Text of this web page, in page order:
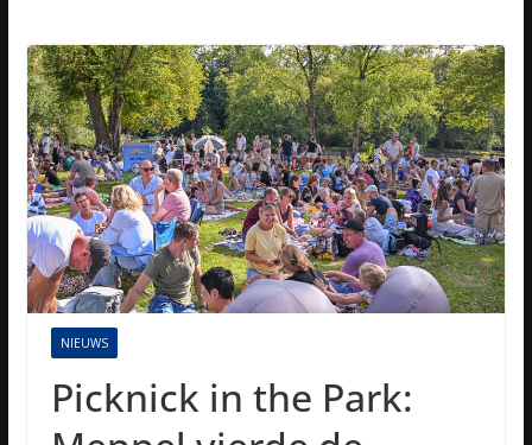
NIEUWS
Picknick in the Park: